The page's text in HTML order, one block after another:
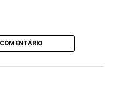
a iniciativa não será
todos os envolvidos
de forma